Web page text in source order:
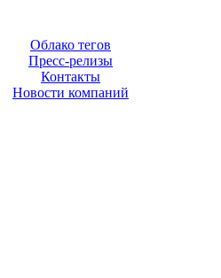
Облако тегов
Пресс-релизы
Контакты
Новости компаний